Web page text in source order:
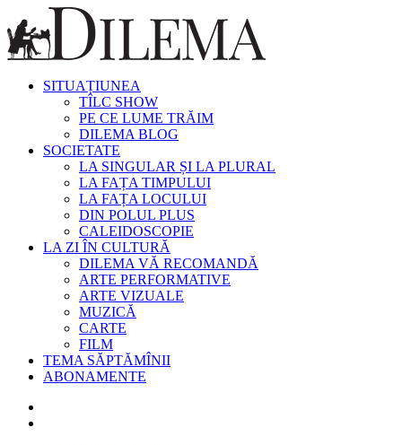
SITUAȚIUNEA
TÎLC SHOW
PE CE LUME TRĂIM
DILEMA BLOG
SOCIETATE
LA SINGULAR ȘI LA PLURAL
LA FAȚA TIMPULUI
LA FAȚA LOCULUI
DIN POLUL PLUS
CALEIDOSCOPIE
LA ZI ÎN CULTURĂ
DILEMA VĂ RECOMANDĂ
ARTE PERFORMATIVE
ARTE VIZUALE
MUZICĂ
CARTE
FILM
TEMA SĂPTĂMÎNII
ABONAMENTE